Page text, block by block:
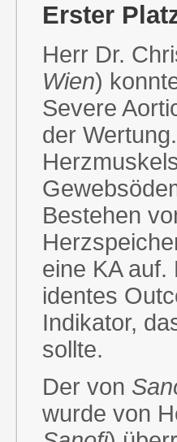
Erster
Herr Dr.
Wien)
Severe
der
Bestehen
eine KA
identes
Indikator,
sollte.
Der von
wurde von